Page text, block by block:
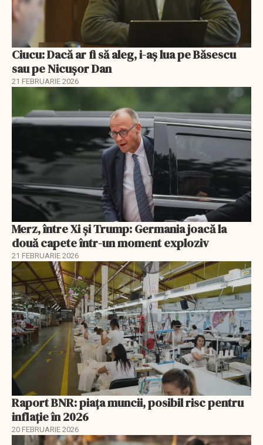
Ciucu: Dacă ar fi să aleg, i-aș lua pe Băsescu
sau pe Nicușor Dan
21 FEBRUARIE 2026
Merz, între Xi și Trump: Germania joacă la
două capete într-un moment exploziv
21 FEBRUARIE 2026
Raport BNR: piața muncii, posibil risc pentru
inflație în 2026
20 FEBRUARIE 2026